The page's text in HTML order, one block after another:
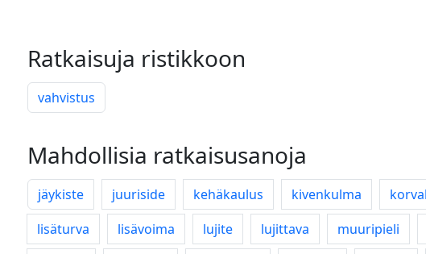
Ratkaisuja ristikkoon
vahvistus
Mahdollisia ratkaisusanoja
jäykiste juuriside kehäkaulus kivenkulma
lisäturva
lisävoima lujite lujittava muuripieli